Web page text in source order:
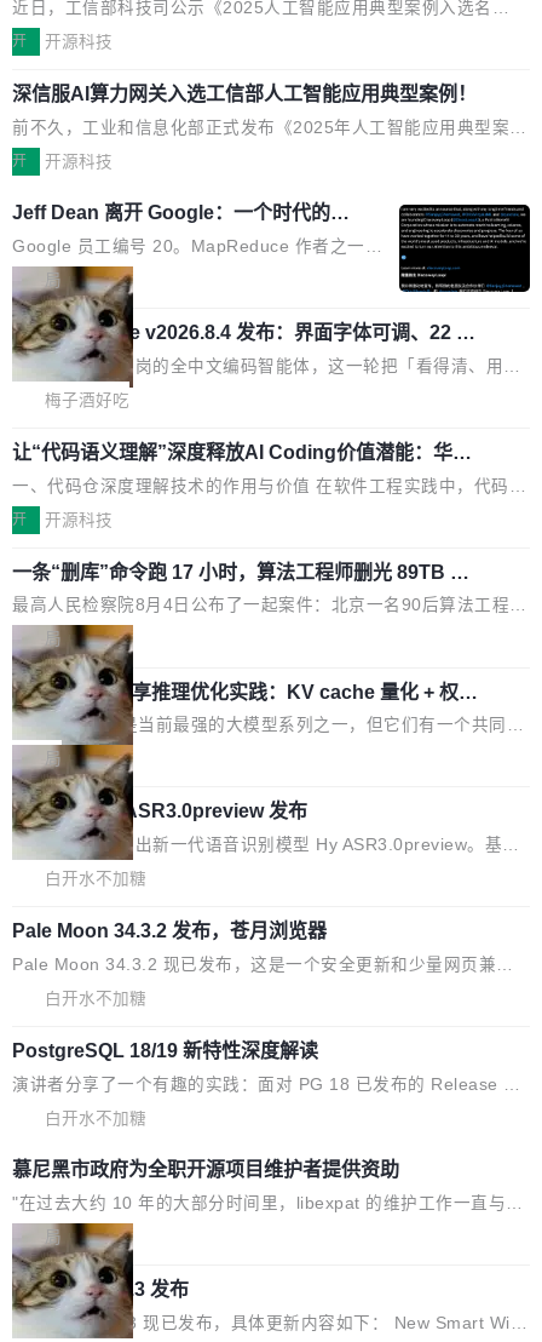
引擎接入Mooncake TENT，实现零拷贝传输性能提升30%、非零
拷贝传输性能最高提升5倍。UCL-MPComm底层基于自研UCL-En
高性能通信组件。 腾讯网平团队在UCL-MPComm中实现了一个独
立于业务线程的全局通信引擎（Engine），并实...
近日，工信部科技司公示《2025人工智能应用典型案例入选名
单》，深信服“面向企业研发场景的开源 AI 编程平台 CoStrict 应
署，助力企业AI研发安全落地 当前，越来越多企业已经开始引入 AI
Coding 工具，通过调用公有云模型或企业内部部署模型提升研发
效率。但随着 AI Coding 从个人辅助工具逐步走向团队级、组织级
出了更高要求。 首先是数据安全与合规要求。对于大多数普通研发
场景，公有云模型能够满足快速试用和效率提升的需求。但对于金
融、能源、医疗等对数据安全要求较...
开 开源科技
深信服AI算力网关入选工信部人工智能应用典型案例！
前不久，工业和信息化部正式发布《2025年人工智能应用典型案例
名单》，集中展示人工智能在各领域的应用成果，覆盖技术底座、
网关（AI创新平台）成功入选！ 随着各行各业的Agent走向规模化
建设，算力构成形态逐渐丰富，用户关注的重点也在发生变化：不
只是让AI用起来，还要进一步看清混合算力时代下，Token花在哪
里、算力是否被充分利用，以及持续增长的AI成本该如何优化。 深
信服AI算力网关正是围绕这些实际问题，从Token治理和成本治理
两个方面，让用户的每一份算力都看得清、管得住、用得稳、省得
下、更安全！ 一、从现在开始，Token使用一目...
开 开源科技
Jeff Dean 离开 Google：一个时代的结
束，一个实验室的开始
Google 员工编号 20。MapReduce 作者之一。
Bigtable 作者之一。TensorFlow 的作者之一。
Gemini 的架构师。Google 首席科学家。 Jeff D
ean 在 Google 工作了 27 年后，宣布离职。 他
不是一个人走。一同离开的还有 Sanjay Ghema
wat（Google 员工编号 23，Jeff Dean 二十多
作者）、Quoc Le（Google 大脑核心成员，Se
q2Seq 和 DocAI 的共同发明人）以及 Oriol Vin
yals（Gemini 联合负责人，AlphaSta...
局
🔥 SolonCode v2026.8.4 发布：界面字体可调、22 种
语言、记忆搜索增强
打开终端就能上岗的全中文编码智能体，这一轮把「看得清、用母
语、记得住」三件事一次补齐。 SolonCode 是什么 SolonCode 是
数字员工，自主理解需求、规划步骤、编写代码。不挑模型、不挑
平台，curl 一行装完即用。 开源地址：Gitee · GitCode · GitHub
安装 支持 Java 8+（8~26）、macOS / Linux / Windows / Harm
ony PC。 # macOS / Linux / Harmony PC curl -fsSL https://solo
n.noear.org/solon...
梅子酒好吃
让“代码语义理解”深度释放AI Coding价值潜能：华为
云码道（CodeArts）代码仓技术解析
一、代码仓深度理解技术的作用与价值 在软件工程实践中，代码仓
是企业核心知识资产的主要载体。企业级代码仓库通常包含数十万
口。随着项目规模的持续扩张与代码历史的不断累积，代码仓中的
模块关系、接口契约、业务逻辑等关键信息往往分散于数十乃至数
百个文件之中，形成高度复杂的知识关联网络。传统的代码检索手
段（如关键词匹配、目录遍历）仅能在语法层面完成文本定位，难
以触及代码的语义内涵与结构关联，导致开发者使用代码智能体在
理解大规模代码仓时面临显著"代码仓理解"瓶颈。 代码仓深度理解
服务（以下简称" CodeBase深度理解服务"）是华为云码道（Code
A...
开 开源科技
一条“删库”命令跑 17 小时，算法工程师删光 89TB 数
据只为干私活
最高人民检察院8月4日公布了一起案件：北京一名90后算法工程师
王某，为了给自己接的私活腾服务器空间，删光了公司AI游戏部门
的全部核心数据。 王某2024年1月入职东城区某科技公司AI短剧部
门，有互联网大厂背景。在公司内部架构调整期间，部门三次通知
全员将数据从A集群迁移到B集群，王某都回复了"收到"。 他没有迁
移数据。2024年9月3日下午4点，他使用此前登录的账号密码进入
A集群，输入了一条被程序员圈称为"删库跑路"的命令——最高管理
员权限、无需确认、强制递归删除。17个小时后，运维人员发现异
常并中止进程时，89TB数据已经没了。 删掉的是AI游戏部门的全
部开发文件，包括公司自研的多个文生3D和...
局
Cloudflare 分享推理优化实践：KV cache 量化 + 权重
压缩，吞吐量提升 41%，成本降 30%
Kimi 和 GLM 是当前最强的大模型系列之一，但它们有一个共同的
问题：太吃显存了。月之暗面的 Kimi K 系列和智谱的 GLM 都是长
上下文、MoE 架构的大模型，好用到让人上瘾，但 GPU 显存永远
不够用。 Cloudflare 的 Workers AI 团队一直在跑这些模型的推
理。他们在官方博客上发了一篇技术文章，详细拆解了三种让大模
型在 GPU 上跑得更省、更快的技术手段——KV cache 量化、模型
升 41%，每 token 成本降低 30%，精度不变。 FP8 省的不仅是显
存 KV cache 是推理时最吃显...
局
腾讯混元 Hy ASR3.0preview 发布
腾讯混元正式推出新一代语音识别模型 Hy ASR3.0preview。基于
最新一代大语言模型 Hy3 的语言理解能力，以及融合了高精度语音
介绍，Hy ASR3.0preview 目标在于：让语音识别不再只是听清，
而是真正听懂。通过先理解你的语境和意图，再把准确的文字直接
给到你。从“逐字转写、单点优化”演进为“理解语境、兼容场景、一
粤语、吴语等 10 大方言片区和 20 余个二级小片区。在开源评测
集中，Hy ASR 3.0 preview 在多语种的WER（...
白开水不加糖
Pale Moon 34.3.2 发布，苍月浏览器
Pale Moon 34.3.2 现已发布，这是一个安全更新和少量网页兼容
性修复版本。 Changes/fixes： 实现了URL.Parse()便捷功能 对浏
和溢出。（DiD） 修复了加载和解析内容提供的字体时出现的几个
问题 为避免音频加载、处理和播放过程中可能出现的一系列错误，
对音频采样频率设定了下限 采样率低于 8kHz（通常被认为是 "tele
修复了 CSS 圆角虚线样式中可能存在的问题 如果表单中的图像元
素不在同一个子树中，则它们将不再关联 加...
白开水不加糖
PostgreSQL 18/19 新特性深度解读
演讲者分享了一个有趣的实践：面对 PG 18 已发布的 Release No
tes，他利用 AI 工具（如 Copilot）对数千条 commit 日志进行自动
释和代码校验，最终筛选出对用户体感最强的若干项。对于尚未正
式发版的 PG 19，则通过拉取过去一年内（从 PG 18 Beta1 时间
点至今）的所有 commit，同样交由 AI 分析提炼。经过人工复核，
准确度令人满意。这一方法也为社区爱好者提供了高效跟踪新版本
的思路。
白开水不加糖
慕尼黑市政府为全职开源项目维护者提供资助
"在过去大约 10 年的大部分时间里，libexpat 的维护工作一直与我
的日常工作、家务、社交生活和休闲娱乐竞争时间。" 这是 libexpa
t 维护者 Sebastian Pipping 写在博客里的话。8 月 4 日，他宣布
了一个新消息：从 2026 年 8 月 1 日起，他可以全职维护 libexpat
了，最长 6 个月。发工资的是慕尼黑市政府。 libexpat 是一个 C9
局
Firefox 153.0.3 发布
Firefox 153.0.3 现已发布，具体更新内容如下： New Smart Win